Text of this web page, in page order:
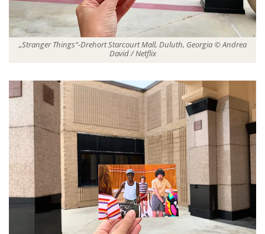
„Stranger Things“-Drehort Starcourt Mall, Duluth, Georgia © Andrea
David / Netflix